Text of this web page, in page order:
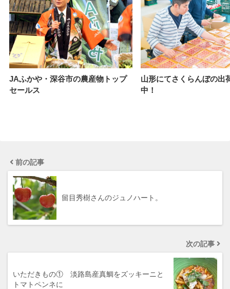
JAふかや・深谷市の農産物トップ
セールス
山形にてさくらんぼの出
中！
前の記事
留目秀樹さんのジュノハート。
次の記事
いただきもの① 淡路島産真鯛をズッキーニと
トマトペンネに